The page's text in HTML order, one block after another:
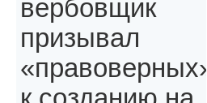
вербовщик
призывал
«правоверных»,